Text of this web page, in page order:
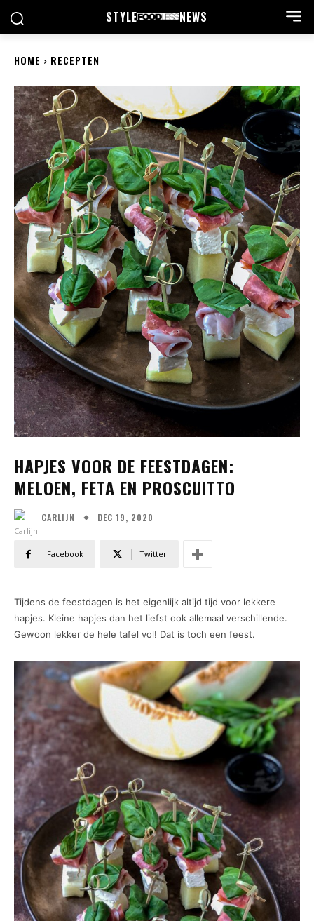
STYLE NEWS
HOME RECEPTEN
HAPJES VOOR DE FEESTDAGEN:
MELOEN, FETA EN PROSCUITTO
CARLIJN DEC 19, 2020
Facebook Twitter
Tijdens de feestdagen is het eigenlijk altijd tijd voor lekkere
hapjes. Kleine hapjes dan het liefst ook allemaal verschillende.
Gewoon lekker de hele tafel vol! Dat is toch een feest.